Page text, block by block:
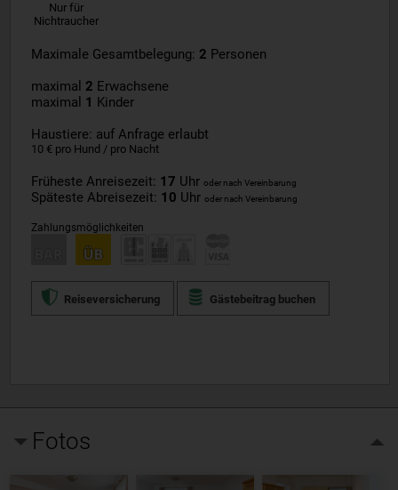
Nur für
Nichtraucher
Maximale Gesamtbelegung: 2 Personen
maximal 2 Erwachsene
maximal 1 Kinder
Haustiere: auf Anfrage erlaubt
10 € pro Hund / pro Nacht
Früheste Anreisezeit: 17 Uhr oder nach Vereinbarung
Späteste Abreisezeit: 10 Uhr oder nach Vereinbarung
Zahlungsmöglichkeiten
Reiseversicherung Gästebeitrag buchen
Fotos